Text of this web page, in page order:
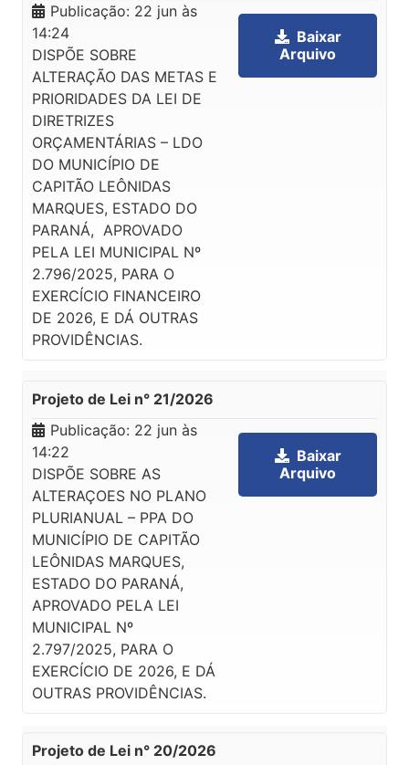
Publicação: 22 jun às
14:24
DISPÕE SOBRE
ALTERAÇÃO DAS METAS E
PRIORIDADES DA LEI DE
DIRETRIZES
ORÇAMENTÁRIAS – LDO
DO MUNICÍPIO DE
CAPITÃO LEÔNIDAS
MARQUES, ESTADO DO
PARANÁ, APROVADO
PELA LEI MUNICIPAL Nº
2.796/2025, PARA O
EXERCÍCIO FINANCEIRO
DE 2026, E DÁ OUTRAS
PROVIDÊNCIAS.
Baixar
Arquivo
Projeto de Lei n° 21/2026
Publicação: 22 jun às
14:22
DISPÕE SOBRE AS
ALTERAÇOES NO PLANO
PLURIANUAL – PPA DO
MUNICÍPIO DE CAPITÃO
LEÔNIDAS MARQUES,
ESTADO DO PARANÁ,
APROVADO PELA LEI
MUNICIPAL Nº
2.797/2025, PARA O
EXERCÍCIO DE 2026, E DÁ
OUTRAS PROVIDÊNCIAS.
Baixar
Arquivo
Projeto de Lei n° 20/2026